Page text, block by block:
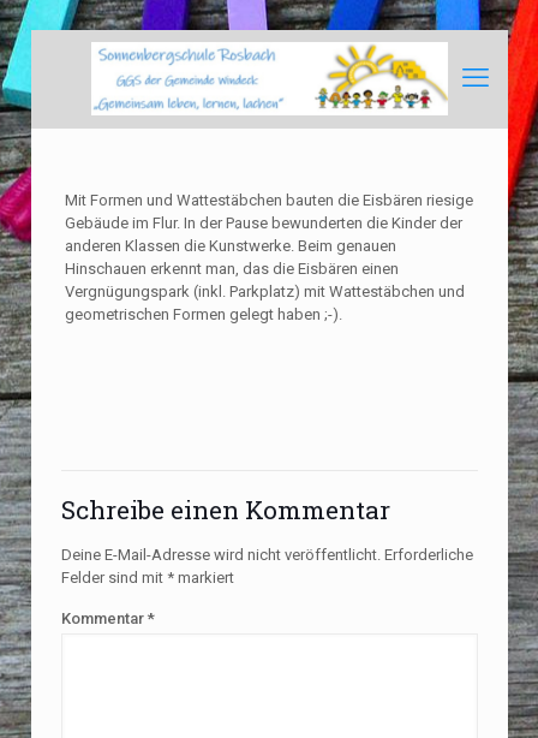
Mit Formen und Wattestäbchen bauten die Eisbären riesige
Gebäude im Flur. In der Pause bewunderten die Kinder der
anderen Klassen die Kunstwerke. Beim genauen
Hinschauen erkennt man, das die Eisbären einen
Vergnügungspark (inkl. Parkplatz) mit Wattestäbchen und
geometrischen Formen gelegt haben ;-).
Schreibe einen Kommentar
Deine E-Mail-Adresse wird nicht veröffentlicht. Erforderliche
Felder sind mit *markiert
Kommentar *